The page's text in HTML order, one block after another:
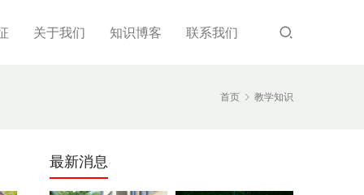
关于我们 知识博客 联系我们
首页 教学知识
最新消息